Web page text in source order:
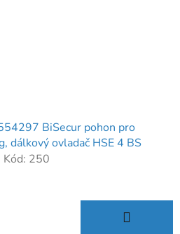
BiSecur pohon pro
dálkový ovladač HSE 4 BS
Kód: 250